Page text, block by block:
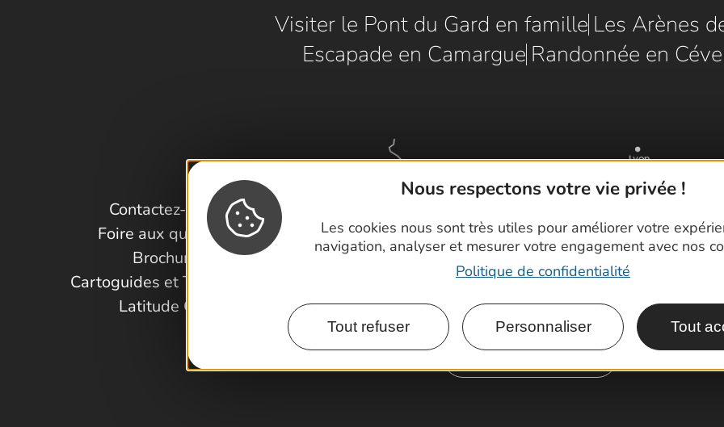
Nous respectons votre vie privée !
Les cookies nous sont très utiles pour améliorer votre
navigation, analyser et mesurer votre engagement avec nos
Politique de confidentialité
Tout refuser Personnaliser Tout
Visiter le Pont du Gard en famille Les Arènes
Escapade en Camargue Randonnée en
Contactez-nous !
Foire aux questions
Brochures
Cartoguides et Topoguides
Latitude Gard